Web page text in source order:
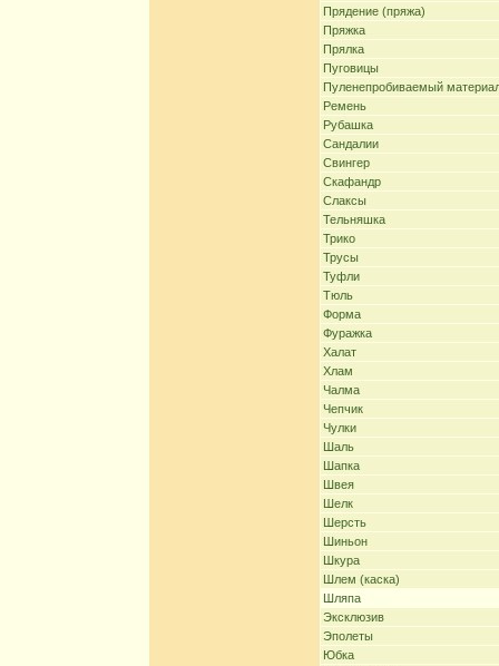
Прядение (пряжа)
Пряжка
Прялка
Пуговицы
Пуленепробиваемый
Ремень
Рубашка
Сандалии
Свингер
Скафандр
Слаксы
Тельняшка
Трико
Трусы
Туфли
Тюль
Форма
Фуражка
Халат
Хлам
Чалма
Чепчик
Чулки
Шаль
Шапка
Швея
Шелк
Шерсть
Шиньон
Шкура
Шлем (каска)
Шляпа
Эксклюзив
Эполеты
Юбка